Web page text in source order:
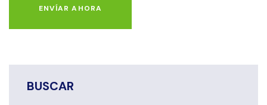
ENVÍAR AHORA
BUSCAR